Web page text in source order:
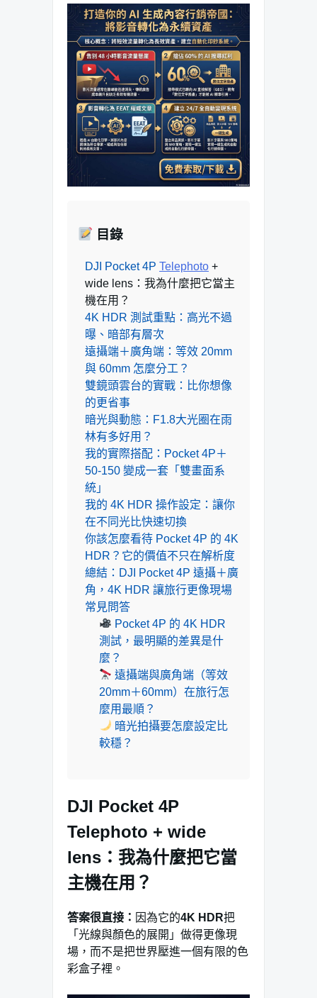
目錄
DJI Pocket 4P Telephoto +
wide lens：我為什麼把它當主
機在用？
4K HDR 測試重點：高光不過
曝、暗部有層次
遠攝端＋廣角端：等效 20mm
與 60mm 怎麼分工？
雙鏡頭雲台的實戰：比你想像
的更省事
暗光與動態：F1.8大光圈在雨
林有多好用？
我的實際搭配：Pocket 4P＋
50-150 變成一套「雙畫面系
統」
我的 4K HDR 操作設定：讓你
在不同光比快速切換
你該怎麼看待 Pocket 4P 的 4K
HDR？它的價值不只在解析度
總結：DJI Pocket 4P 遠攝＋廣
角，4K HDR 讓旅行更像現場
常見問答
Pocket 4P 的 4K HDR
測試，最明顯的差異是什
麼？
遠攝端與廣角端（等效
20mm＋60mm）在旅行怎
麼用最順？
暗光拍攝要怎麼設定比
較穩？
DJI Pocket 4P
Telephoto + wide
lens：我為什麼把它當
主機在用？
答案很直接： 因為它的4K HDR把
「光線與顏色的展開」做得更像現
場，而不是把世界壓進一個有限的色
彩盒子裡。